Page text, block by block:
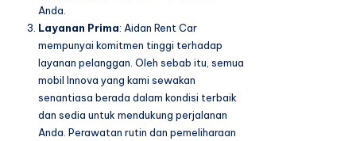
Anda.
Layanan Prima: Aidan Rent Car
mempunyai komitmen tinggi terhadap
layanan pelanggan. Oleh sebab itu, semua
mobil Innova yang kami sewakan
senantiasa berada dalam kondisi terbaik
dan sedia untuk mendukung perjalanan
Anda. Perawatan rutin dan pemeliharaan